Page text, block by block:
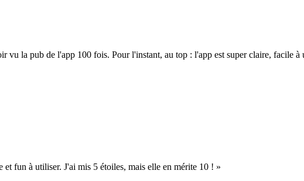
vu la pub de l'app 100 fois. Pour l'instant, au top : l'app est super claire, facile
fun à utiliser. J'ai mis 5 étoiles, mais elle en mérite 10 ! »